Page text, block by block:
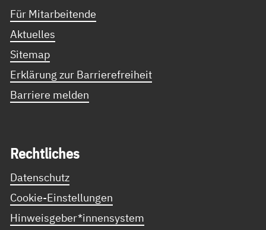
Für Mitarbeitende
Aktuelles
Sitemap
Erklärung zur Barrierefreiheit
Barriere melden
Recht­li­ches
Datenschutz
Cookie-Einstellungen
Hinweisgeber*innensystem